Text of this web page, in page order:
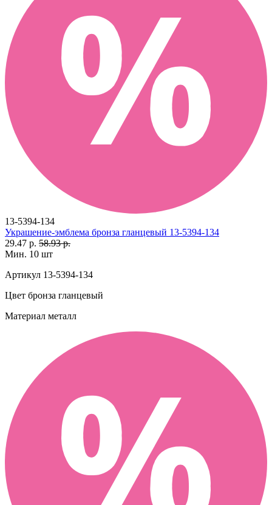
13-5394-134
Украшение-эмблема бронза гланцевый 13-5394-134
29.47 р. 58.93 р.
Мин. 10 шт
Артикул 13-5394-134
Цвет бронза гланцевый
Материал металл